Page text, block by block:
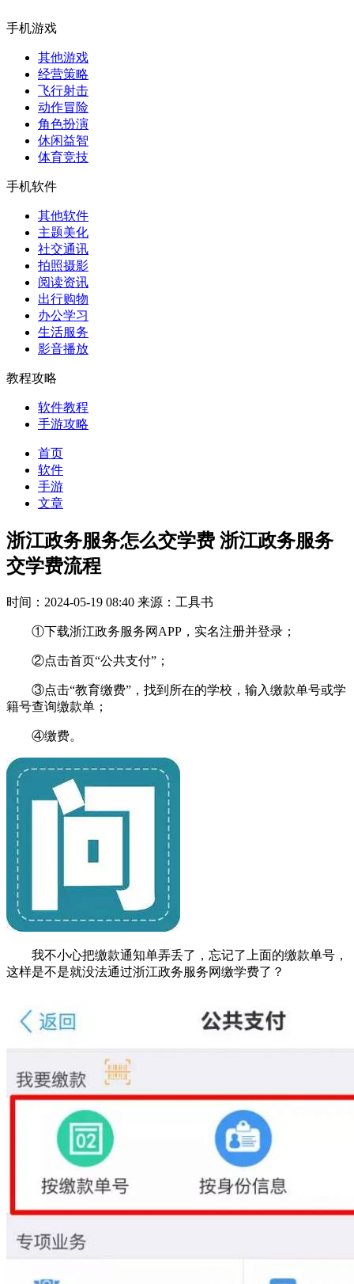
手机游戏
其他游戏
经营策略
飞行射击
动作冒险
角色扮演
休闲益智
体育竞技
手机软件
其他软件
主题美化
社交通讯
拍照摄影
阅读资讯
出行购物
办公学习
生活服务
影音播放
教程攻略
软件教程
手游攻略
首页
软件
手游
文章
浙江政务服务怎么交学费 浙江政务服务
交学费流程
时间：2024-05-19 08:40 来源：工具书
①下载浙江政务服务网APP，实名注册并登录；
②点击首页“公共支付”；
③点击“教育缴费”，找到所在的学校，输入缴款单号或学
籍号查询缴款单；
④缴费。
我不小心把缴款通知单弄丢了，忘记了上面的缴款单号，
这样是不是就没法通过浙江政务服务网缴学费了？